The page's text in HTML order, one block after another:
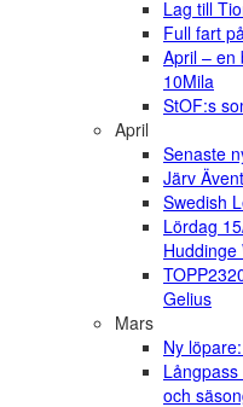
Lag till
Full fart
April – en
10Mila
StOF:s
April
Senaste
Järv
Swedish
Lördag
Huddinge
Gelius
Mars
Ny
och